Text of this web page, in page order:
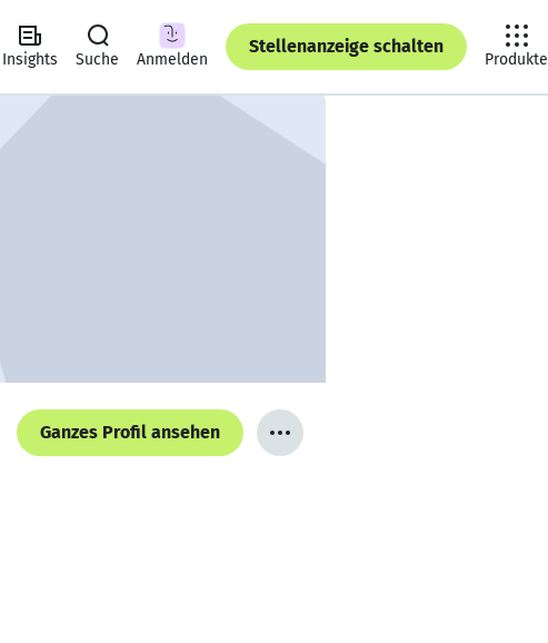
Insights Suche Anmelden
Stellenanzeige schalten
Produkte
Ganzes Profil ansehen